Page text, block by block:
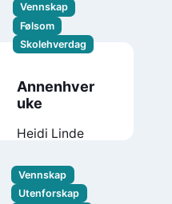
Vennskap
Følsom
Skolehverdag
Annenhver
uke
Heidi Linde
Vennskap
Utenforskap